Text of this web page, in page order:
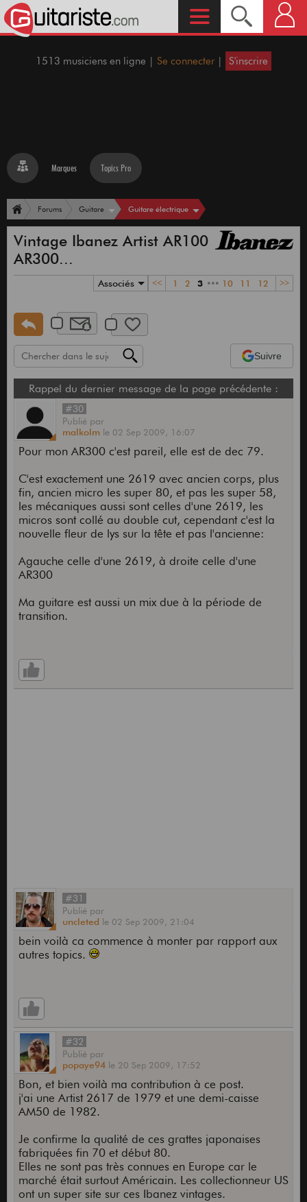
1513 musiciens en ligne | Se connecter | S'inscrire
Marques Topics Pro
Forums Guitare Guitare électrique
Vintage Ibanez Artist AR100
AR300...
Associés << 1 2 3 ••• 10 11 12 >>
Suivre
Rappel du dernier message de la page précédente :
#30
Publié par
malkolm le 02 Sep 2009, 16:07
Pour mon AR300 c'est pareil, elle est de dec 79.
C'est exactement une 2619 avec ancien corps, plus
fin, ancien micro les super 80, et pas les super 58,
les mécaniques aussi sont celles d'une 2619, les
micros sont collé au double cut, cependant c'est la
nouvelle fleur de lys sur la tête et pas l'ancienne:
Agauche celle d'une 2619, à droite celle d'une
AR300
Ma guitare est aussi un mix due à la période de
transition.
#31
Publié par
uncleted le 02 Sep 2009, 21:04
bein voilà ca commence à monter par rapport aux
autres topics.
#32
Publié par
popaye94 le 20 Sep 2009, 17:52
Bon, et bien voilà ma contribution à ce post.
j'ai une Artist 2617 de 1979 et une demi-caisse
AM50 de 1982.
Je confirme la qualité de ces grattes japonaises
fabriquées fin 70 et début 80.
Elles ne sont pas très connues en Europe car le
marché était surtout Américain. Les collectionneur US
ont un super site sur ces Ibanez vintages.